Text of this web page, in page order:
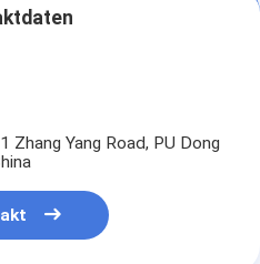
Zhang Yang Road, PU Dong